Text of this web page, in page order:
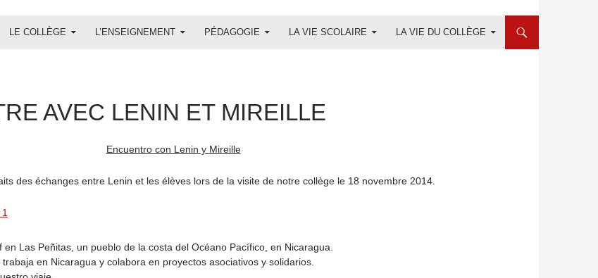
LE COLLÈGE L’ENSEIGNEMENT PÉDAGOGIE LA VIE SCOLAIRE LA VIE DU COLLÈGE
AVEC LENIN ET MIREILLE
Encuentro con Lenin y Mireille
des échanges entre Lenin et les élèves lors de la visite de notre collège le 18 novembre 2014.
Las Peñitas, un pueblo de la costa del Océano Pacífico, en Nicaragua.
en Nicaragua y colabora en proyectos asociativos y solidarios.